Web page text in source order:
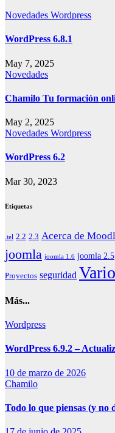
Novedades Wordpress
WordPress 6.8.1
May 7, 2025
Novedades
Chamilo Tu formación
May 2, 2025
Novedades Wordpress
WordPress 6.2
Mar 30, 2023
Etiquetas
.tel 2.2 2.3 Acerca de
joomla joomla 1.6 joomla 2.5
Proyectos seguridad
Más...
Wordpress
WordPress 6.9.2 –
10 de marzo de 2026
Chamilo
Todo lo que piensas (y no